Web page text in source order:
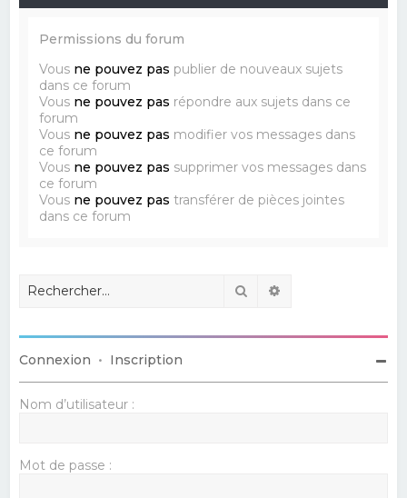
Permissions du forum
Vous ne pouvez pas publier de nouveaux sujets
dans ce forum
Vous ne pouvez pas répondre aux sujets dans ce
forum
Vous ne pouvez pas modifier vos messages dans
ce forum
Vous ne pouvez pas supprimer vos messages dans
ce forum
Vous ne pouvez pas transférer de pièces jointes
dans ce forum
Rechercher
Connexion • Inscription
Nom d’utilisateur :
Mot de passe :